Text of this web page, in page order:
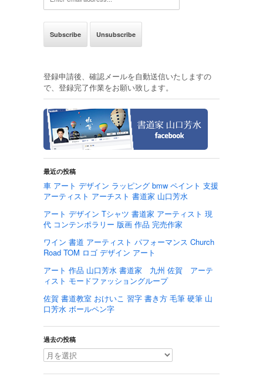
登録申請後、確認メールを自動送信いたしますの
で、登録完了作業をお願い致します。
最近の投稿
車 アート デザイン ラッピング bmw ペイント 支援
アーティスト アーチスト 書道家 山口芳水
アート デザイン Tシャツ 書道家 アーティスト 現
代 コンテンポラリー 版画 作品 完売作家
ワイン 書道 アーティスト パフォーマンス Church
Road TOM ロゴ デザイン アート
アート 作品 山口芳水 書道家 九州 佐賀 アーテ
ィスト モードファッショングループ
佐賀 書道教室 おけいこ 習字 書き方 毛筆 硬筆 山
口芳水 ボールペン字
過去の投稿